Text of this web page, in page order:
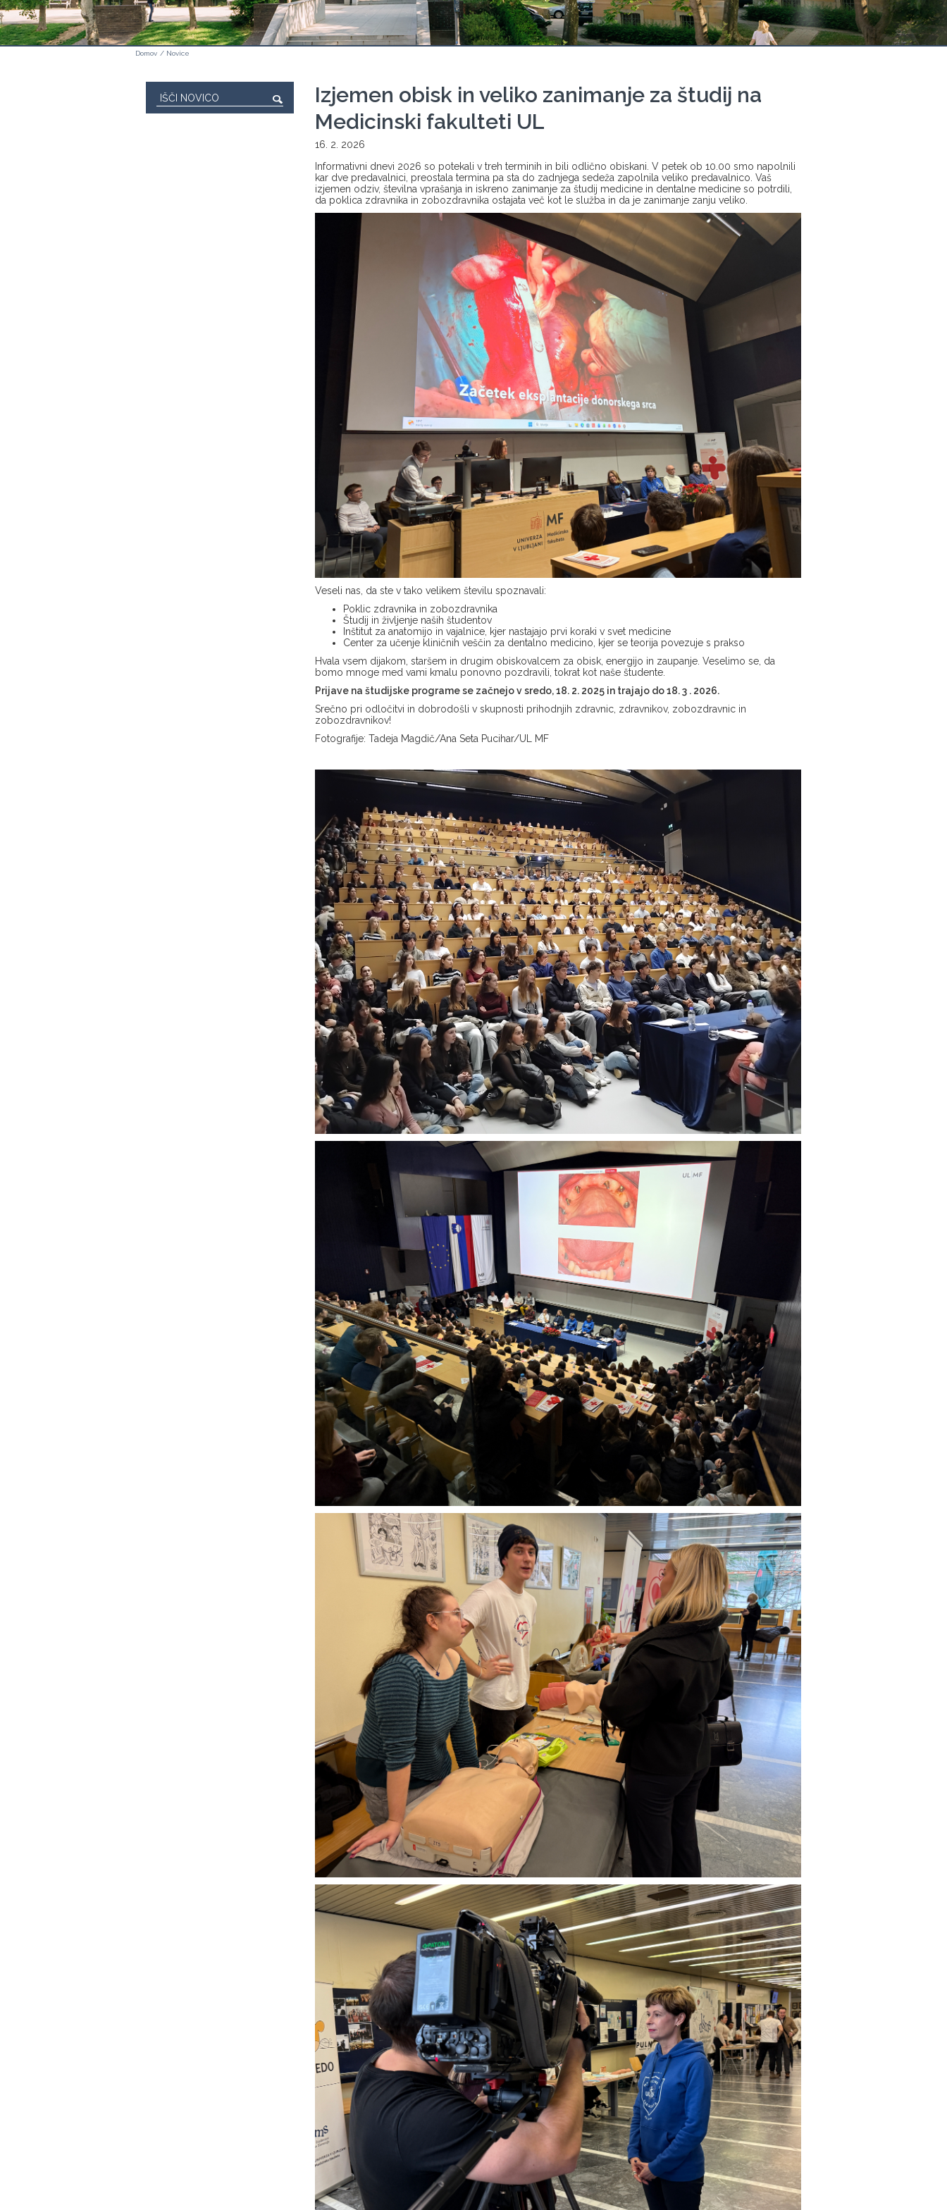
Domov / Novice
Izjemen obisk in veliko zanimanje za študij na
Medicinski fakulteti UL
16. 2. 2026
Informativni dnevi 2026 so potekali v treh terminih in bili odlično obiskani. V petek ob 10.00 smo napolnili
kar dve predavalnici, preostala termina pa sta do zadnjega sedeža zapolnila veliko predavalnico. Vaš
izjemen odziv, številna vprašanja in iskreno zanimanje za študij medicine in dentalne medicine so potrdili,
da poklica zdravnika in zobozdravnika ostajata več kot le služba in da je zanimanje zanju veliko.
Veseli nas, da ste v tako velikem številu spoznavali:
Poklic zdravnika in zobozdravnika
Študij in življenje naših študentov
Inštitut za anatomijo in vajalnice, kjer nastajajo prvi koraki v svet medicine
Center za učenje kliničnih veščin za dentalno medicino, kjer se teorija povezuje s prakso
Hvala vsem dijakom, staršem in drugim obiskovalcem za obisk, energijo in zaupanje. Veselimo se, da
bomo mnoge med vami kmalu ponovno pozdravili, tokrat kot naše študente.
Prijave na študijske programe se začnejo v sredo, 18. 2. 2025 in trajajo do 18. 3 . 2026.
Srečno pri odločitvi in dobrodošli v skupnosti prihodnjih zdravnic, zdravnikov, zobozdravnic in
zobozdravnikov!
Fotografije: Tadeja Magdič/Ana Seta Pucihar/UL MF